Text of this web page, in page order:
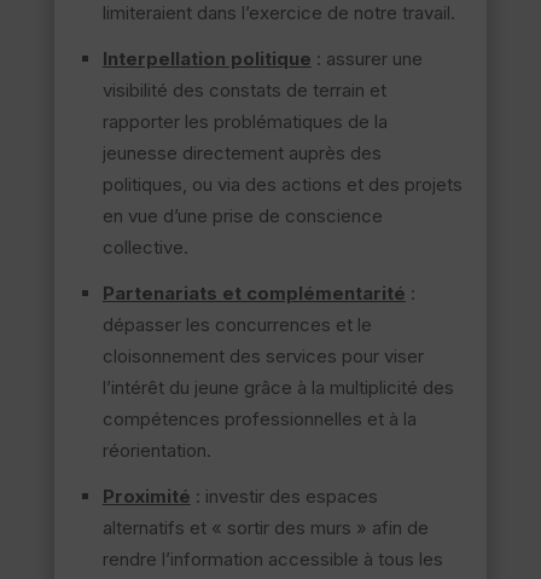
limiteraient dans l’exercice de notre travail.
Interpellation politique : assurer une
visibilité des constats de terrain et
rapporter les problématiques de la
jeunesse directement auprès des
politiques, ou via des actions et des projets
en vue d’une prise de conscience
collective.
Partenariats et complémentarité :
dépasser les concurrences et le
cloisonnement des services pour viser
l’intérêt du jeune grâce à la multiplicité des
compétences professionnelles et à la
réorientation.
Proximité : investir des espaces
alternatifs et « sortir des murs » afin de
rendre l’information accessible à tous les